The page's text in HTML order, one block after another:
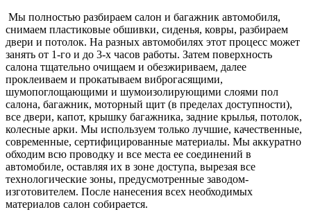
Мы полностью разбираем салон и багажник автомобиля,
снимаем пластиковые обшивки, сиденья, ковры, разбираем
двери и потолок. На разных автомобилях этот процесс может
занять от 1-го и до 3-х часов работы. Затем поверхность
салона тщательно очищаем и обезжириваем, далее
проклеиваем и прокатываем виброгасящими,
шумопоглощающими и шумоизолирующими слоями пол
салона, багажник, моторный щит (в пределах доступности),
все двери, капот, крышку багажника, задние крылья, потолок,
колесные арки. Мы используем только лучшие, качественные,
современные, сертифицированные материалы. Мы аккуратно
обходим всю проводку и все места ее соединений в
автомобиле, оставляя их в зоне доступа, вырезая все
технологические зоны, предусмотренные заводом-
изготовителем. После нанесения всех необходимых
материалов салон собирается.